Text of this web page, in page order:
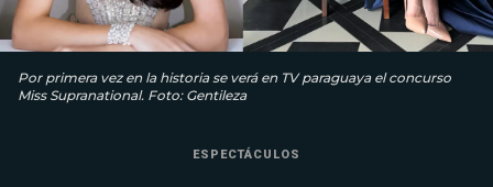
Por primera vez en la historia se verá en TV paraguaya el concurso
Miss Supranational. Foto: Gentileza
ESPECTÁCULOS